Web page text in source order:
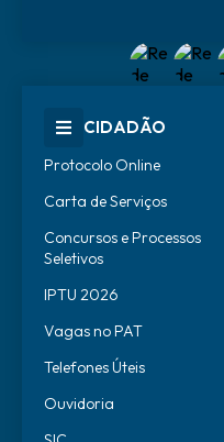
CIDADÃO
Protocolo Online
Carta de Serviços
Concursos e Processos
Seletivos
IPTU 2026
Vagas no PAT
Telefones Úteis
Ouvidoria